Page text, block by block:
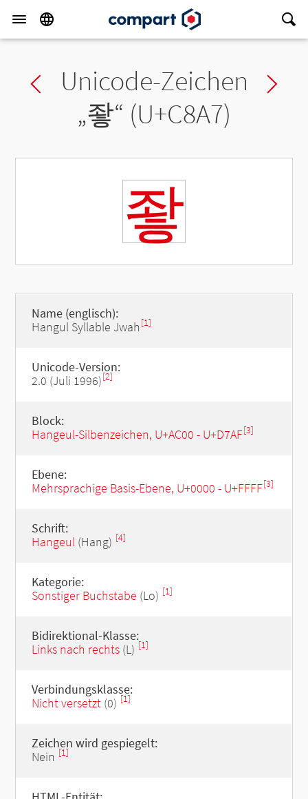
Previous char
Unicode-Zeichen
„좧“ (U+C8A7)
좧
Name (englisch):
Hangul Syllable Jwah [1]
Unicode-Version:
2.0 (Juli 1996)[2]
Block:
Hangeul-Silbenzeichen, U+AC00 - U+D7AF[3]
Ebene:
Mehrsprachige Basis-Ebene, U+0000 - U+FFFF[3]
Schrift:
Hangeul(Hang) [4]
Kategorie:
Sonstiger Buchstabe (Lo) [1]
Bidirektional-Klasse:
Links nach rechts(L) [1]
Verbindungsklasse:
Nicht versetzt(0) [1]
Zeichen wird gespiegelt:
Nein [1]